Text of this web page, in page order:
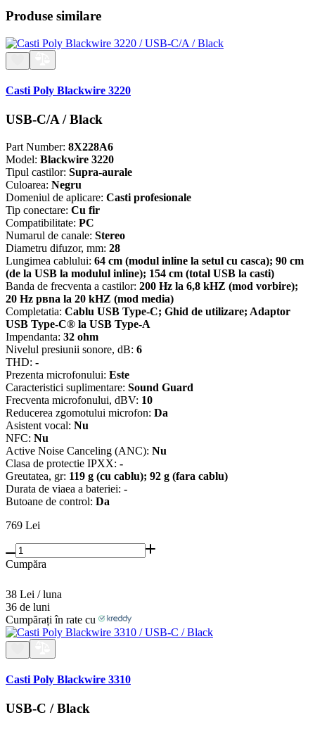
Produse similare
Casti Poly Blackwire 3220
USB-C/A / Black
Part Number: 8X228A6
Model: Blackwire 3220
Tipul castilor: Supra-aurale
Culoarea: Negru
Domeniul de aplicare: Casti profesionale
Tip conectare: Cu fir
Compatibilitate: PC
Numarul de canale: Stereo
Diametru difuzor, mm: 28
Lungimea cablului: 64 cm (modul inline la setul cu casca); 90 cm
(de la USB la modulul inline); 154 cm (total USB la casti)
Banda de frecventa a castilor: 200 Hz la 6,8 kHZ (mod vorbire);
20 Hz pвna la 20 kHZ (mod media)
Completatia: Cablu USB Type-C; Ghid de utilizare; Adaptor
USB Type-C® la USB Type-A
Impendanta: 32 ohm
Nivelul presiunii sonore, dB: 6
THD: -
Prezenta microfonului: Este
Caracteristici suplimentare: Sound Guard
Frecventa microfonului, dBV: 10
Reducerea zgomotului microfon: Da
Asistent vocal: Nu
NFC: Nu
Active Noise Canceling (ANC): Nu
Clasa de protectie IPXX: -
Greutatea, gr: 119 g (cu cablu); 92 g (fara cablu)
Durata de viaеa a bateriei: -
Butoane de control: Da
769 Lei
Cumpăra
38 Lei / luna
36 de luni
Cumpărați în rate cu
Casti Poly Blackwire 3310
USB-C / Black